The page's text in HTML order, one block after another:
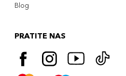
Blog
PRATITE NAS